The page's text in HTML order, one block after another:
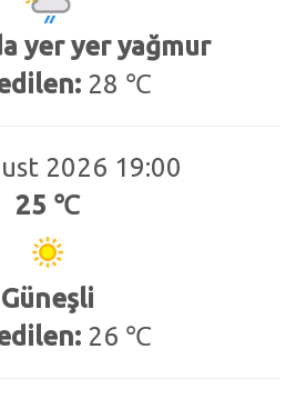
yer yer yağmur
28 ℃
2026 19:00
25 ℃
Güneşli
26 ℃